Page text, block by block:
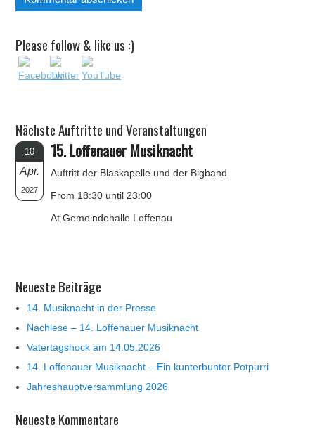
Please follow & like us :)
Nächste Auftritte und Veranstaltungen
10
Apr.
2027
15. Loffenauer Musiknacht
Auftritt der Blaskapelle und der Bigband
From 18:30 until 23:00
At Gemeindehalle Loffenau
Neueste Beiträge
14. Musiknacht in der Presse
Nachlese – 14. Loffenauer Musiknacht
Vatertagshock am 14.05.2026
14. Loffenauer Musiknacht – Ein kunterbunter Potpurri
Jahreshauptversammlung 2026
Neueste Kommentare